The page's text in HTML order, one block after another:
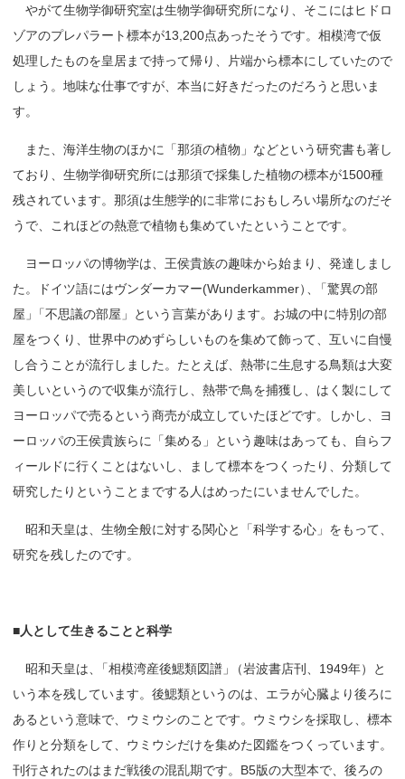
やがて生物学御研究室は生物学御研究所になり、そこにはヒドロ
ゾアのプレパラート標本が13,200点あったそうです。相模湾で仮
処理したものを皇居まで持って帰り、片端から標本にしていたので
しょう。地味な仕事ですが、本当に好きだったのだろうと思いま
す。
また、海洋生物のほかに「那須の植物」などという研究書も著し
ており、生物学御研究所には那須で採集した植物の標本が1500種
残されています。那須は生態学的に非常におもしろい場所なのだそ
うで、これほどの熱意で植物も集めていたということです。
ヨーロッパの博物学は、王侯貴族の趣味から始まり、発達しまし
た。ドイツ語にはヴンダーカマー(Wunderkammer）
「驚異の部
屋 」
「不思議の部屋」という言葉があります。お城の中に特別の部
屋をつくり、世界中のめずらしいものを集めて飾って、互いに自慢
し合うことが流行しました。たとえば、熱帯に生息する鳥類は大変
美しいというので収集が流行し、熱帯で鳥を捕獲し、はく製にして
ヨーロッパで売るという商売が成立していたほどです。しかし、ヨ
ーロッパの王侯貴族らに「集める」という趣味はあっても、自らフ
ィールドに行くことはないし、まして標本をつくったり、分類して
研究したりということまでする人はめったにいませんでした。
昭和天皇は、生物全般に対する関心と「科学する心」をもって、
研究を残したのです。
■人として生きることと科学
昭和天皇は 「相模湾産後鰓類図譜 」
（岩波書店刊、1949年）と
いう本を残しています。後鰓類というのは、エラが心臓より後ろに
あるという意味で、ウミウシのことです。ウミウシを採取し、標本
作りと分類をして、ウミウシだけを集めた図鑑をつくっています。
刊行されたのはまだ戦後の混乱期です。B5版の大型本で、後ろの